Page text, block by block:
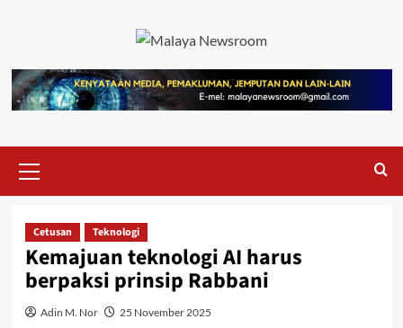
Cetusan Teknologi
Kemajuan teknologi AI harus
berpaksi prinsip Rabbani
Adin M. Nor 25 November 2025